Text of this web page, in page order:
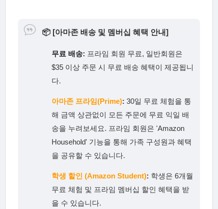
📦 [아마존 배송 및 멤버십 혜택 안내]
무료 배송: 프라임 회원 무료, 일반회원은
$35 이상 주문 시 무료 배송 혜택이 제공됩니
다.
아마존 프라임(Prime): 30일 무료 체험을 통
해 금액 상관없이 모든 주문에 무료 익일 배
송을 누려보세요. 프라임 회원은 'Amazon
Household' 기능을 통해 가족 구성원과 혜택
을 공유할 수 있습니다.
학생 할인 (Amazon Student): 학생은 6개월
무료 체험 및 프라임 멤버십 할인 혜택을 받
을 수 있습니다.